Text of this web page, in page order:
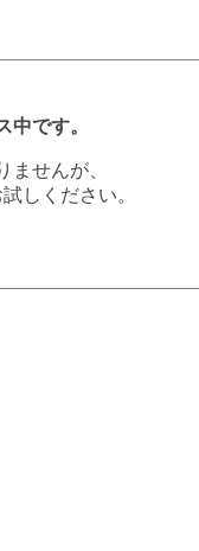
中です。
ませんが、
しください。